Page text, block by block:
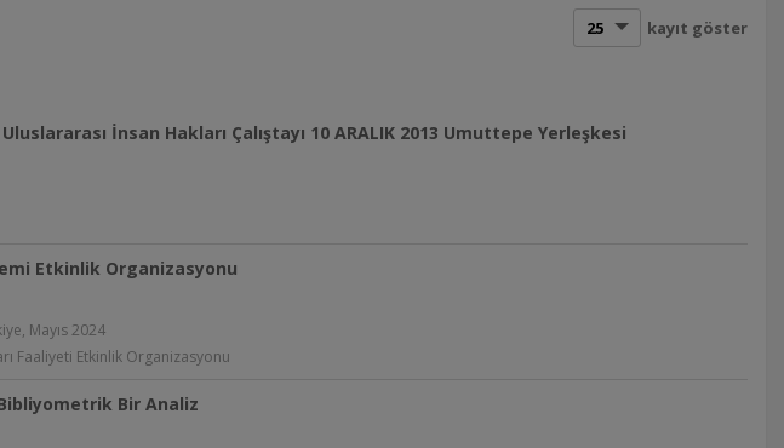
kayıt göster
İnsan Hakları Çalıştayı 10 ARALIK 2013 Umuttepe Yerleşkesi
Etkinlik Organizasyonu
Mayıs 2024
Faaliyeti Etkinlik Organizasyonu
Bir Analiz